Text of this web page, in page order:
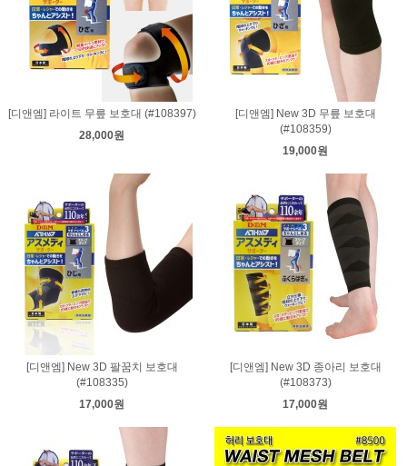
[디앤엠] 라이트 무릎 보호대 (#108397)
28,000원
[디앤엠] New 3D 무릎 보호대
(#108359)
19,000원
[디앤엠] New 3D 팔꿈치 보호대
(#108335)
17,000원
[디앤엠] New 3D 종아리 보호대
(#108373)
17,000원